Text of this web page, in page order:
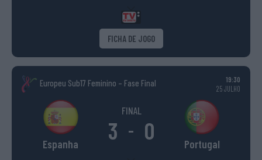
FICHA DE JOGO
Europeu Sub17 Feminino – Fase Final
19:30
25 JULHO
Espanha
FINAL
3 - 0 Portugal